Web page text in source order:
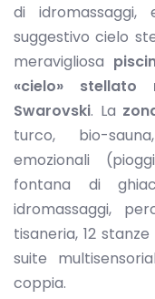
di
suggestivo cielo
meravigliosa
«cielo»
Swarovski. La
turco, bio-
emozionali
fontana di
idromassaggi,
tisaneria, 12
suite
coppia.